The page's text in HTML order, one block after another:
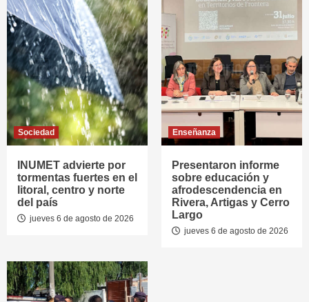
Sociedad
INUMET advierte por
tormentas fuertes en el
litoral, centro y norte
del país
jueves 6 de agosto de 2026
Enseñanza
Presentaron informe
sobre educación y
afrodescendencia en
Rivera, Artigas y Cerro
Largo
jueves 6 de agosto de 2026